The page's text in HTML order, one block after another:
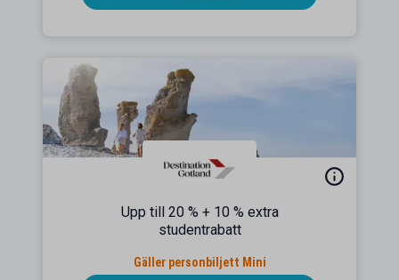
Upp till 20 % + 10 % extra
studentrabatt
Gäller personbiljett Mini